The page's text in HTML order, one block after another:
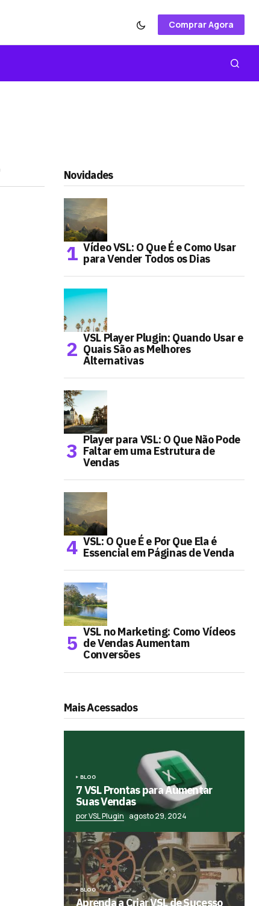
Comprar Agora
Novidades
Vídeo VSL: O Que É e Como Usar
para Vender Todos os Dias
VSL Player Plugin: Quando Usar e
Quais São as Melhores
Alternativas
Player para VSL: O Que Não Pode
Faltar em uma Estrutura de
Vendas
VSL: O Que É e Por Que Ela é
Essencial em Páginas de Venda
VSL no Marketing: Como Vídeos
de Vendas Aumentam
Conversões
Mais Acessados
BLOG
7 VSL Prontas para Aumentar
Suas Vendas
por VSL Plugin agosto 29, 2024
BLOG
Aprenda a Criar VSL de Sucesso